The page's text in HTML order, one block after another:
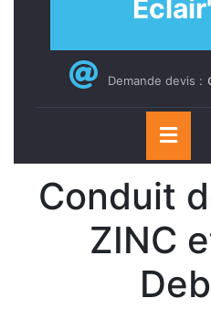
Demande devis :
Conduit
ZINC